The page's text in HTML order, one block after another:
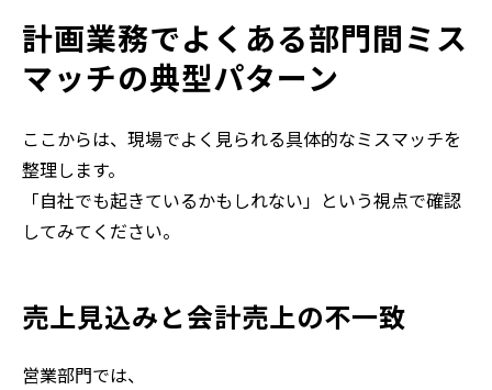
計画業務でよくある部門間ミス
マッチの典型パターン
ここからは、現場でよく見られる具体的なミスマッチを
整理します。
「自社でも起きているかもしれない」という視点で確認
してみてください。
売上見込みと会計売上の不一致
営業部門では、